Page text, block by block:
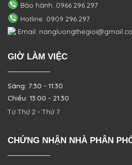
Bảo hành: 0966 296 297
Hotline: 0909 296 297
Email:
GIỜ LÀM VIỆC
Sáng: 7:30 - 11:30
Chiều: 13:00 - 21:30
Từ Thứ 2 - Thứ 7
CHỨNG NHẬN NHÀ PHÂN